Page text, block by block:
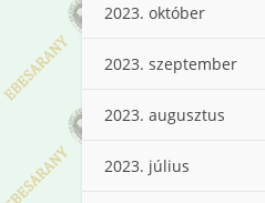
2023. október
2023. szeptember
2023. augusztus
2023. július